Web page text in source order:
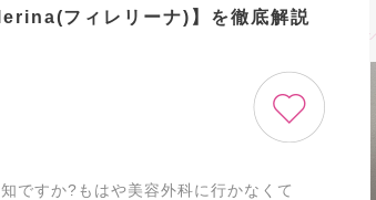
フィレリーナ)】を徹底解説
ですか?もはや美容外科に行かなくて